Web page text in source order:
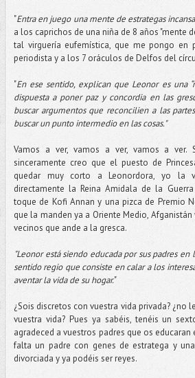
"Entra en juego una mente de estrategas
a los caprichos de una niña de 8 años "mente
tal virguería eufemística, que me pongo
periodista y a los 7 oráculos de Delfos del
"En ese sentido, explican que Leonor es una
dispuesta a poner paz y concordia en las
buscar argumentos que reconcilien a las
buscar un punto intermedio en las cosas."
Vamos a ver, vamos a ver, vamos a ver.
sinceramente creo que el puesto de
quedar muy corto a Leonordora, yo la
directamente la Reina Amidala de la
toque de Kofi Annan y una pizca de Premio
que la manden ya a Oriente Medio,
vecinos que ande a la gresca.
"Leonor está siendo educada por sus padres
sentido regio que consiste en calar a los
aventar la vida de su hogar."
¿Sois discretos con vuestra vida privada? ¿no
vuestra vida? Pues ya sabéis, tenéis un
agradeced a vuestros padres que os
falta un padre con genes de estratega y
divorciada y ya podéis ser reyes.